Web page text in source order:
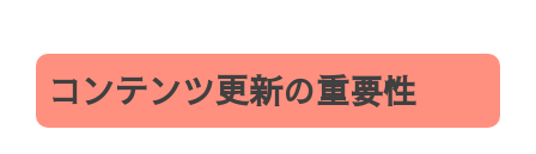
コンテンツ更新の重要性